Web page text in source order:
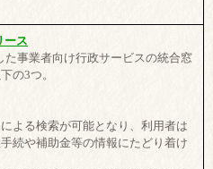
ース
た事業者向け行政サービスの統合窓
の3つ。
よる検索が可能となり、利用者は
続や補助金等の情報にたどり着け